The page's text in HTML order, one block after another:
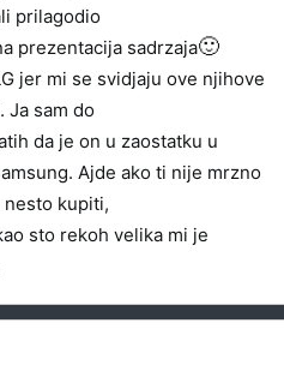
prilagodio
prezentacija sadrzaja🙂
jer mi se svidjaju ove njihove
Ja sam do
da je on u zaostatku u
Ajde ako ti nije mrzno
kupiti,
sto rekoh velika mi je